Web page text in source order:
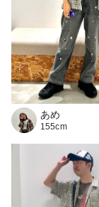
あめ
155cm